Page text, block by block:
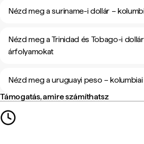
Nézd meg a suriname-i dollár –
Nézd meg a Trinidad és Tobago-i
árfolyamokat
Nézd meg a uruguayi peso –
Támogatás, amire számíthatsz